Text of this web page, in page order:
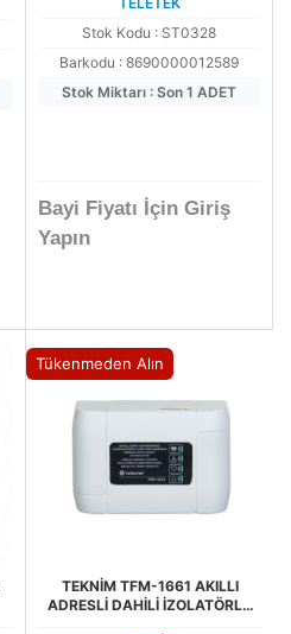
Stok Kodu : ST0328
Barkodu : 8690000012589
Stok Miktarı : Son 1 ADET
Bayi Fiyatı İçin Giriş
Yapın
Tükenmeden Alın
TEKNİM TFM-1661 AKILLI
ADRESLİ DAHİLİ İZOLATÖRLÜ